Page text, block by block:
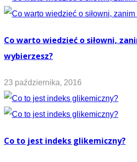
Co warto wiedzieć o siłowni,
wybierzesz?
23 października, 2016
Co to jest indeks glikemiczny?